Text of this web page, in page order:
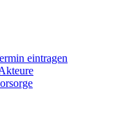
eintragen